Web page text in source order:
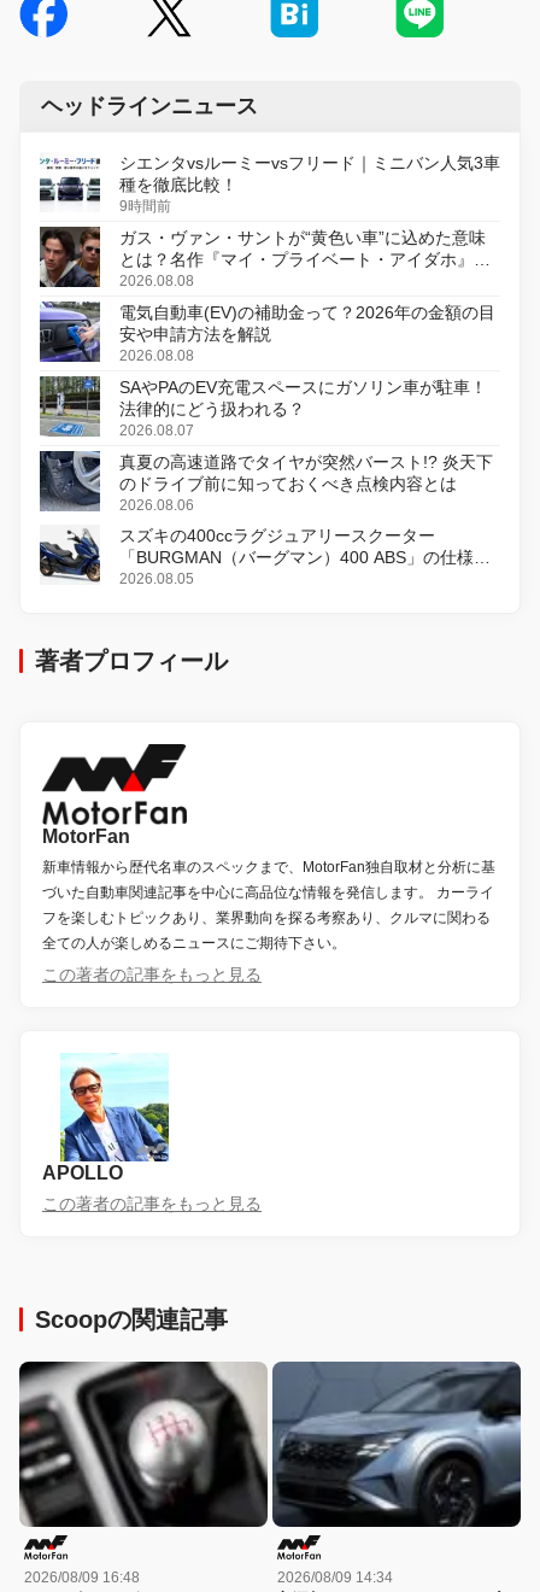
ヘッドラインニュース
シエンタvsルーミーvsフリード｜ミニバン人気3車
種を徹底比較！
9時間前
ガス・ヴァン・サントが“黄色い車”に込めた意味
とは？名作『マイ・プライベート・アイダホ』が
初のデジタルリマスター版で復活
2026.08.08
電気自動車(EV)の補助金って？2026年の金額の目
安や申請方法を解説
2026.08.08
SAやPAのEV充電スペースにガソリン車が駐車！
法律的にどう扱われる？
2026.08.07
真夏の高速道路でタイヤが突然バースト!? 炎天下
のドライブ前に知っておくべき点検内容とは
2026.08.06
スズキの400ccラグジュアリースクーター
「BURGMAN（バーグマン）400 ABS」の仕様を
変更し、8月18日に発売
2026.08.05
著者プロフィール
MotorFan
新車情報から歴代名車のスペックまで、MotorFan独自取材と分析に基
づいた自動車関連記事を中心に高品位な情報を発信します。 カーライ
フを楽しむトピックあり、業界動向を探る考察あり、クルマに関わる
全ての人が楽しめるニュースにご期待下さい。
この著者の記事をもっと見る
APOLLO
この著者の記事をもっと見る
Scoopの関連記事
2026/08/09 16:48 2026/08/09 14:34